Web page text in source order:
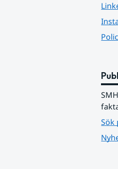
Sök